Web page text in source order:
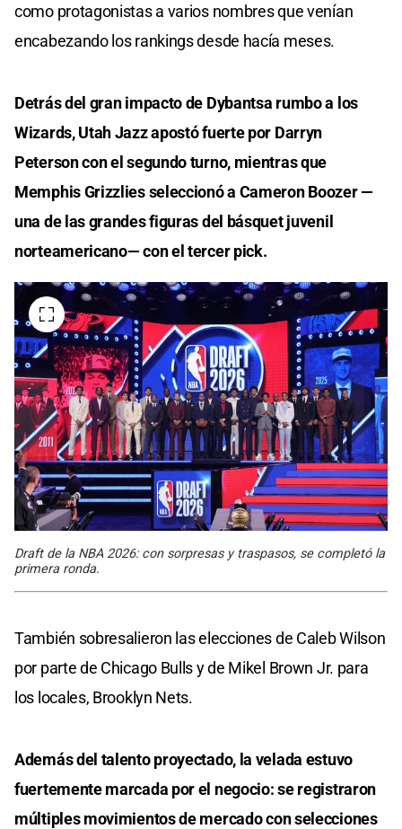
como protagonistas a varios nombres que venían
encabezando los rankings desde hacía meses.
Detrás del gran impacto de Dybantsa rumbo a los
Wizards, Utah Jazz apostó fuerte por Darryn
Peterson con el segundo turno, mientras que
Memphis Grizzlies seleccionó a Cameron Boozer —
una de las grandes figuras del básquet juvenil
norteamericano— con el tercer pick.
Draft de la NBA 2026: con sorpresas y traspasos, se completó la
primera ronda.
También sobresalieron las elecciones de Caleb Wilson
por parte de Chicago Bulls y de Mikel Brown Jr. para
los locales, Brooklyn Nets.
Además del talento proyectado, la velada estuvo
fuertemente marcada por el negocio: se registraron
múltiples movimientos de mercado con selecciones